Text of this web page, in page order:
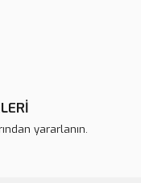
yararlanın.